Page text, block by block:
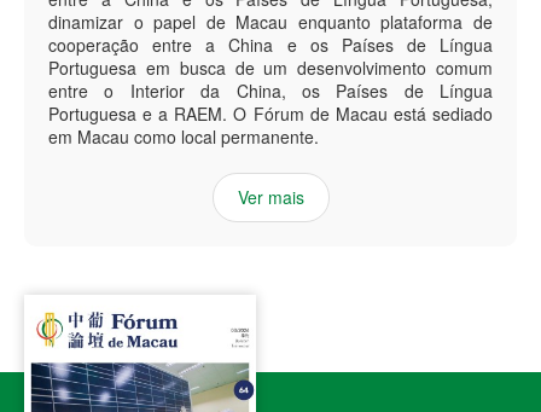
dinamizar o papel de Macau enquanto plataforma de
cooperação entre a China e os Países de Língua
Portuguesa em busca de um desenvolvimento comum
entre o Interior da China, os Países de Língua
Portuguesa e a RAEM. O Fórum de Macau está sediado
em Macau como local permanente.
Ver mais